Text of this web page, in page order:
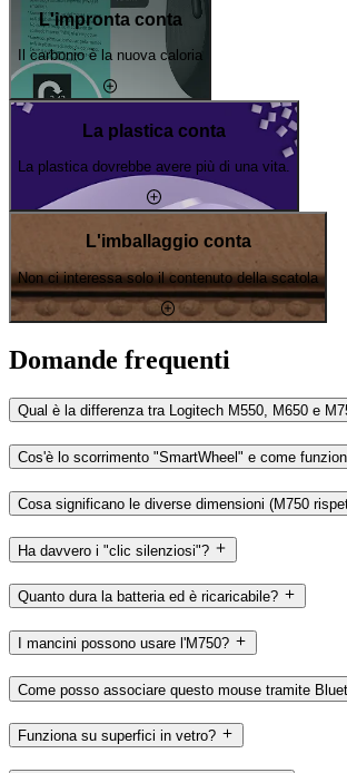
L'impronta conta
Il carbonio è la nuova caloria
La plastica conta
La plastica dovrebbe avere più di una vita.
L'imballaggio conta
Non ci interessa solo il contenuto della scatola
Domande frequenti
Qual è la differenza tra Logitech M550, M650 e
Cos'è lo scorrimento "SmartWheel" e come
Cosa significano le diverse dimensioni (M750
Ha davvero i "clic silenziosi"?
Quanto dura la batteria ed è ricaricabile?
I mancini possono usare l'M750?
Come posso associare questo mouse tramite
Funziona su superfici in vetro?